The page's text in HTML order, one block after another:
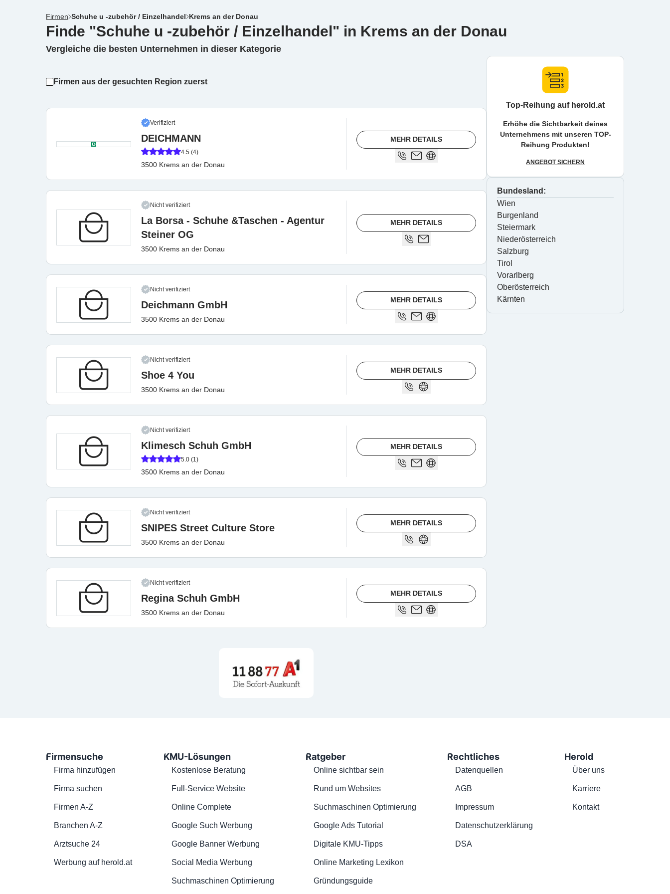
Firmen Schuhe u -zubehör / Einzelhandel Krems an der Donau
Finde "Schuhe u -zubehör / Einzelhandel" in Krems an der Donau
Vergleiche die besten Unternehmen in dieser Kategorie
Firmen aus der gesuchten Region zuerst
Verifiziert
DEICHMANN
4.5 (4)
3500 Krems an der Donau
MEHR DETAILS
Nicht verifiziert
La Borsa - Schuhe &Taschen - Agentur
Steiner OG
3500 Krems an der Donau
MEHR DETAILS
Nicht verifiziert
Deichmann GmbH
3500 Krems an der Donau
MEHR DETAILS
Nicht verifiziert
Shoe 4 You
3500 Krems an der Donau
MEHR DETAILS
Nicht verifiziert
Klimesch Schuh GmbH
5.0 (1)
3500 Krems an der Donau
MEHR DETAILS
Nicht verifiziert
SNIPES Street Culture Store
3500 Krems an der Donau
MEHR DETAILS
Nicht verifiziert
Regina Schuh GmbH
3500 Krems an der Donau
MEHR DETAILS
Top-Reihung auf herold.at
Erhöhe die Sichtbarkeit deines
Unternehmens mit unseren TOP-
Reihung Produkten!
ANGEBOT SICHERN
Bundesland:
Wien
Burgenland
Steiermark
Niederösterreich
Salzburg
Tirol
Vorarlberg
Oberösterreich
Kärnten
Firmensuche
Firma hinzufügen
Firma suchen
Firmen A-Z
Branchen A-Z
Arztsuche 24
Werbung auf herold.at
KMU-Lösungen
Kostenlose Beratung
Full-Service Website
Online Complete
Google Such Werbung
Google Banner Werbung
Social Media Werbung
Suchmaschinen Optimierung
Ratgeber
Online sichtbar sein
Rund um Websites
Suchmaschinen Optimierung
Google Ads Tutorial
Digitale KMU-Tipps
Online Marketing Lexikon
Gründungsguide
Rechtliches
Datenquellen
AGB
Impressum
Datenschutzerklärung
DSA
Herold
Über uns
Karriere
Kontakt